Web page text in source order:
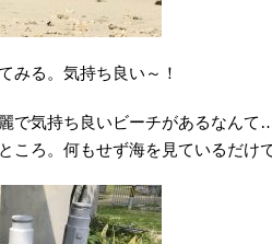
みる。気持ち良い～！
で気持ち良いビーチがあるなんて
ころ。何もせず海を見ているだけ